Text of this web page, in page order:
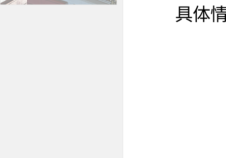
具体